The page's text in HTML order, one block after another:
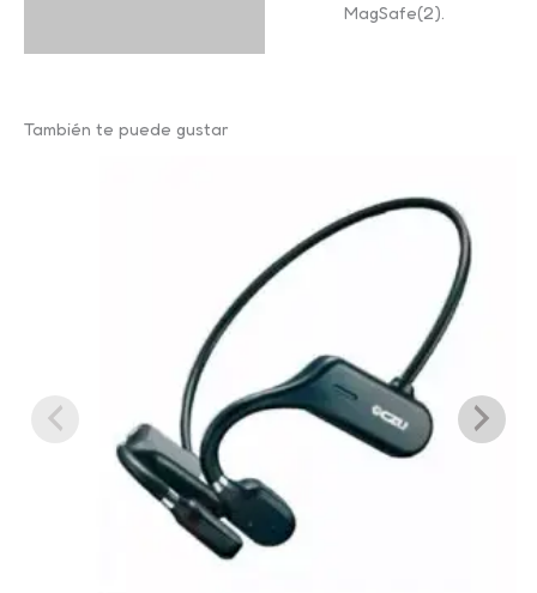
MagSafe(2).
También te puede gustar